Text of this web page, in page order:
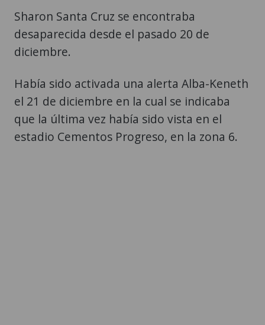
Sharon Santa Cruz se encontraba
desaparecida desde el pasado 20 de
diciembre.
Había sido activada una alerta Alba-Keneth
el 21 de diciembre en la cual se indicaba
que la última vez había sido vista en el
estadio Cementos Progreso, en la zona 6.